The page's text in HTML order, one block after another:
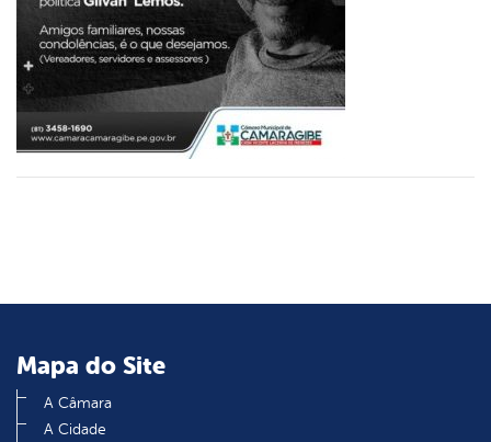
Mapa do Site
A Câmara
A Cidade